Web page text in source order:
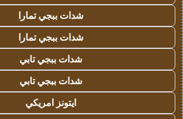
شدات ببجي تمارا
شدات ببجي تمارا
شدات ببجي تابي
شدات ببجي تابي
ايتونز امريكي